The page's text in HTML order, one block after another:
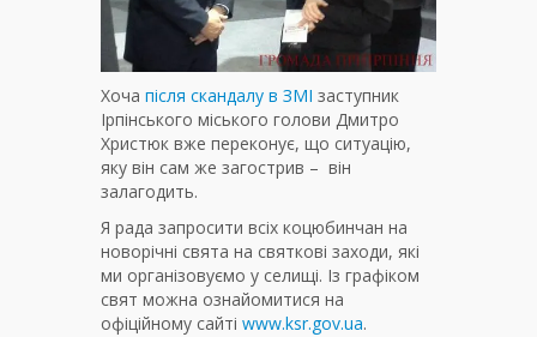
Хоча після скандалу в ЗМІ заступник
Ірпінського міського голови Дмитро
Христюк вже переконує, що ситуацію,
яку він сам же загострив – він
залагодить.
Я рада запросити всіх коцюбинчан на
новорічні свята на святкові заходи, які
ми організовуємо у селищі. Із графіком
свят можна ознайомитися на
офіційному сайті www.ksr.gov.ua.